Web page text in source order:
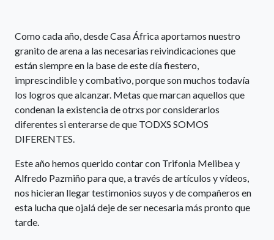
Como cada año, desde Casa África aportamos nuestro
granito de arena a las necesarias reivindicaciones que
están siempre en la base de este día fiestero,
imprescindible y combativo, porque son muchos todavía
los logros que alcanzar. Metas que marcan aquellos que
condenan la existencia de otrxs por considerarlos
diferentes si enterarse de que TODXS SOMOS
DIFERENTES.
Este año hemos querido contar con Trifonia Melibea y
Alfredo Pazmiño para que, a través de artículos y vídeos,
nos hicieran llegar testimonios suyos y de compañeros en
esta lucha que ojalá deje de ser necesaria más pronto que
tarde.